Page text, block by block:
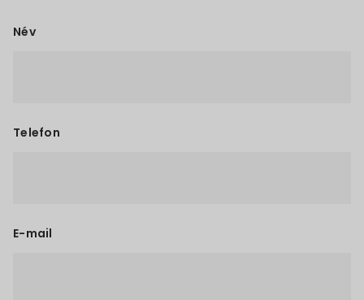
Név
Telefon
E-mail